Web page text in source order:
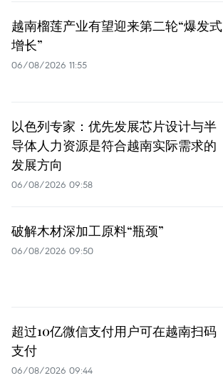
越南榴莲产业有望迎来第二轮“爆发式
增长”
06/08/2026 11:55
以色列专家：优先发展芯片设计与半
导体人力资源是符合越南实际需求的
发展方向
06/08/2026 09:58
破解木材深加工原料“瓶颈”
06/08/2026 09:50
超过10亿微信支付用户可在越南扫码
支付
06/08/2026 09:44